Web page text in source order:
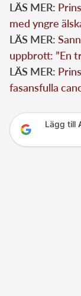
LÄS MER:
med yngre
LÄS MER:
uppbrott: ”En
LÄS MER:
fasansfulla
Lägg till